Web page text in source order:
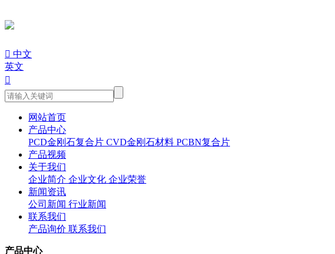
 中文
英文

网站首页
产品中心
PCD金刚石复合片 CVD金刚石材料 PCBN复合片
产品视频
关于我们
企业简介 企业文化 企业荣誉
新闻资讯
公司新闻 行业新闻
联系我们
产品询价 联系我们
产品中心